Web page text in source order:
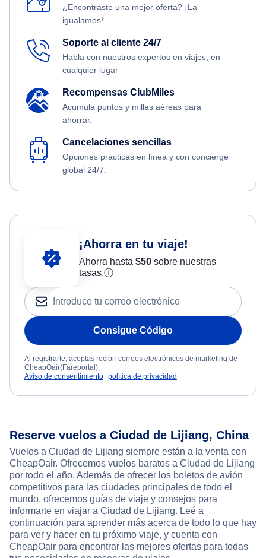
¿Encontraste una mejor oferta? ¡La
igualamos!
Soporte al cliente 24/7
Habla con nuestros expertos en viajes, en
cualquier lugar
Recompensas ClubMiles
Acumula puntos y millas aéreas para
ahorrar.
Cancelaciones sencillas
Opciones prácticas en línea y con concierge
global 24/7.
¡Ahorra en tu viaje!
Ahorra hasta $50sobre nuestras
tasas.ⓘ
Consigue Código
Al registrarte, aceptas recibir correos electrónicos de marketing de
CheapOair(Fareportal).
Aviso de consentimiento política de privacidad
Reserve vuelos a Ciudad de Lijiang, China
Vuelos a Ciudad de Lijiang siempre están a la venta con
CheapOair. Ofrecemos vuelos baratos a Ciudad de Lijiang
por todo el año. Además de ofrecer los boletos de avión
competitivos para las ciudades principales de todo el
mundo, ofrecemos guías de viaje y consejos para
informarte en viajar a Ciudad de Lijiang. Leé a
continuación para aprender más acerca de todo lo que hay
para ver y hacer en tu próximo viaje, y cuenta con
CheapOair para encontrar las mejores ofertas para todas